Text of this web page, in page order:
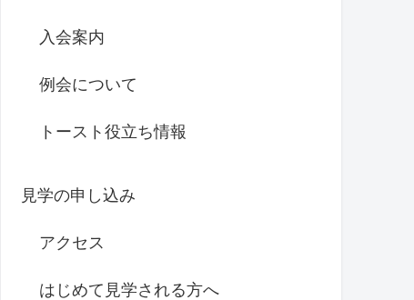
入会案内
例会について
トースト役立ち情報
見学の申し込み
アクセス
はじめて見学される方へ